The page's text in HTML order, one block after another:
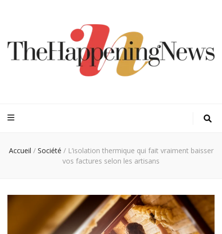
Accueil / Société / L’isolation thermique qui fait vraiment baisser
vos factures selon les artisans